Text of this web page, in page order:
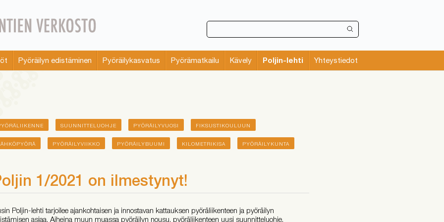
Pyöräilyn edistäminen Pyöräilykasvatus Pyörämatkailu Kävely Poljin-lehti Yhteystiedot
SUUNNITTELUOHJE PYÖRÄILYVUOSI FIKSUSTIKOULUUN
PYÖRÄILYVIIKKO PYÖRÄILYBUUMI KILOMETRIKISA PYÖRÄILYKUNTA
1/2021 on ilmestynyt!
Poljin-lehti tarjoilee ajankohtaisen ja innostavan kattauksen pyöräliikenteen ja pyöräilyn
asiaa. Aiheina muun muassa pyöräilyn nousu, pyöräliikenteen uusi suunnitteluohje,